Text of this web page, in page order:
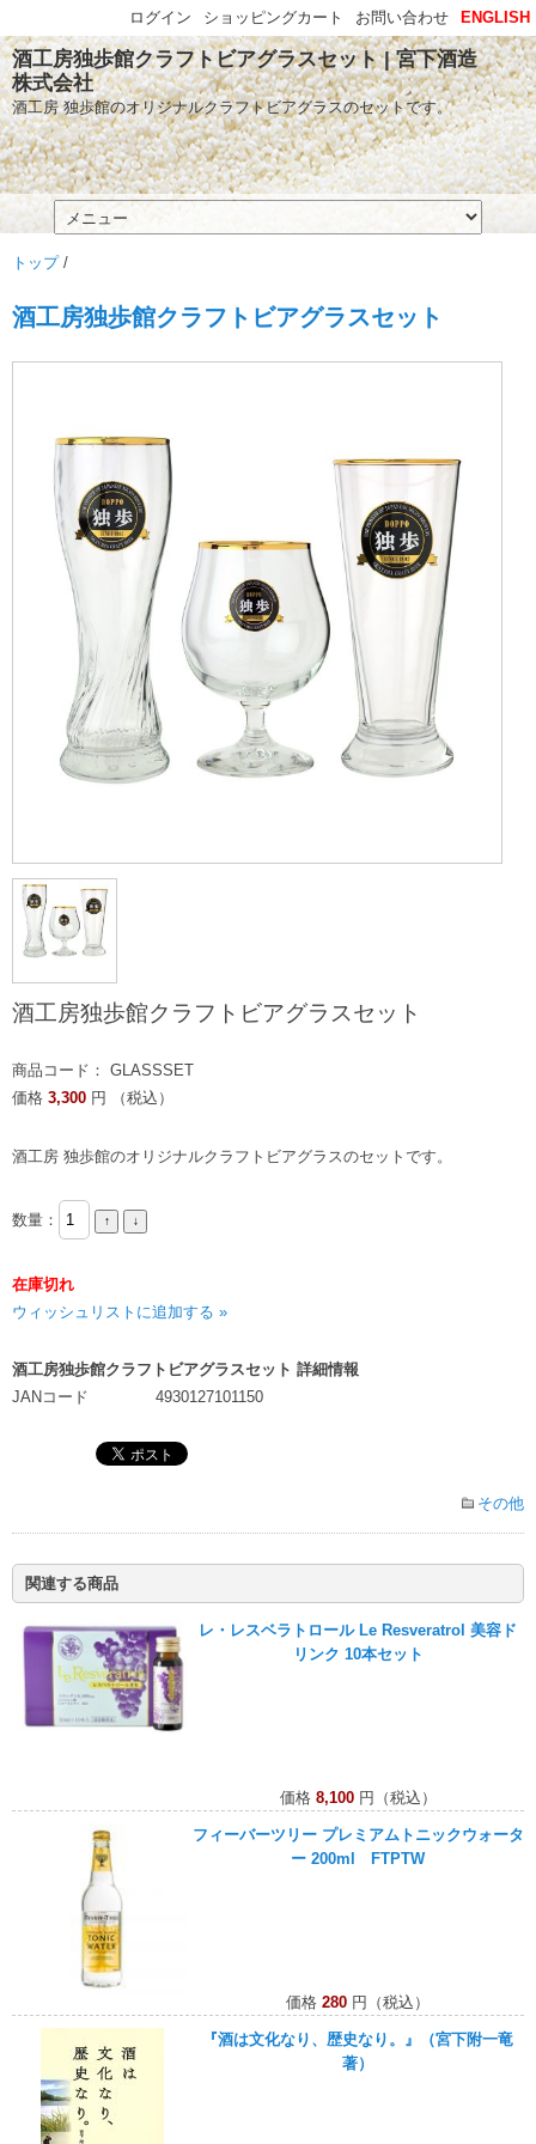
酒工房独歩館クラフトビアグラスセット | 宮下酒造
株式会社
酒工房 独歩館のオリジナルクラフトビアグラスのセットです。
トップ/
酒工房独歩館クラフトビアグラスセット
酒工房独歩館クラフトビアグラスセット
商品コード： GLASSSET
価格 3,300 円 （税込）
酒工房 独歩館のオリジナルクラフトビアグラスのセットです。
数量：
在庫切れ
ウィッシュリストに追加する »
酒工房独歩館クラフトビアグラスセット 詳細情報
JANコード
4930127101150
その他
関連する商品
レ・レスベラトロール Le Resveratrol 美容ド
リンク 10本セット
価格 8,100円（税込）
フィーバーツリー プレミアムトニックウォータ
ー 200ml FTPTW
価格 280 円（税込）
『酒は文化なり、歴史なり。』（宮下附一竜
著）
ENGLISH
お問い合わせ
ショッピングカート
ログイン